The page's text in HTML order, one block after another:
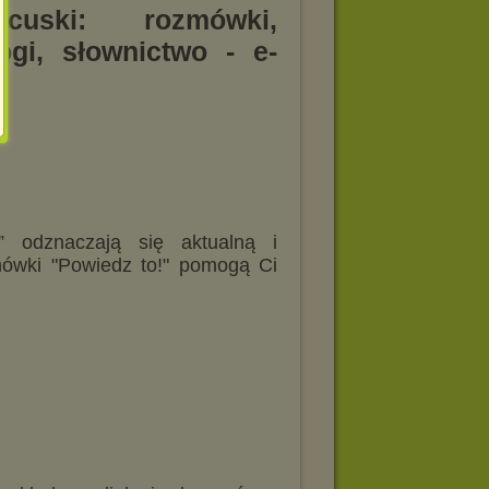
rozmówki,
słownictwo - e-
odznaczają się aktualną i
"Powiedz to!" pomogą Ci